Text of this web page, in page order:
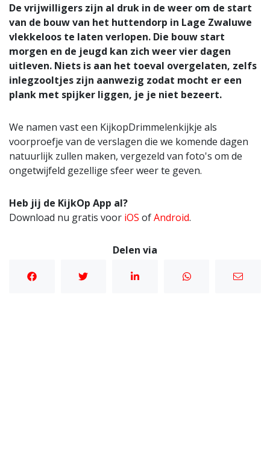
De vrijwilligers zijn al druk in de weer om de start
van de bouw van het huttendorp in Lage Zwaluwe
vlekkeloos te laten verlopen. Die bouw start
morgen en de jeugd kan zich weer vier dagen
uitleven. Niets is aan het toeval overgelaten, zelfs
inlegzooltjes zijn aanwezig zodat mocht er een
plank met spijker liggen, je je niet bezeert.
We namen vast een KijkopDrimmelenkijkje als
voorproefje van de verslagen die we komende dagen
natuurlijk zullen maken, vergezeld van foto's om de
ongetwijfeld gezellige sfeer weer te geven.
Heb jij de KijkOp App al?
Download nu gratis voor iOS ofAndroid.
Delen via